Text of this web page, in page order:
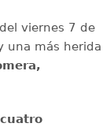
viernes 7 de
una más herida
cuatro